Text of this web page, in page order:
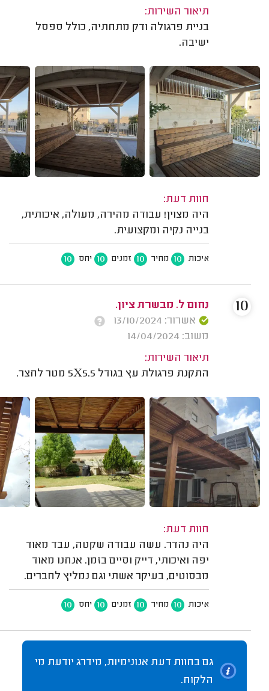
תיאור השירות:
בניית פרגולה ודק מתחתיה, כולל ספסל
ישיבה.
חוות דעת:
היה מצוין! עבודה מהירה, מעולה, איכותית,
בנייה נקיה ומקצועית.
איכות 10 מחיר 10 זמנים 10 יחס 10
נחום ל. מבשרת ציון.
אשרור: 13/10/2024
משוב: 14/04/2024
תיאור השירות:
התקנת פרגולת עץ בגודל 5X5.5 מטר לחצר.
חוות דעת:
היה נהדר. עשה עבודה שקטה, עבד מאוד
יפה ואיכותי, דייק וסיים בזמן. אנחנו מאוד
מבסוטים, בעיקר אשתי וגם נמליץ לחברים.
איכות 10 מחיר 10 זמנים 10 יחס 10
10
גם בחוות דעת אנונימיות, מידרג יודעת מי
הלקוח.